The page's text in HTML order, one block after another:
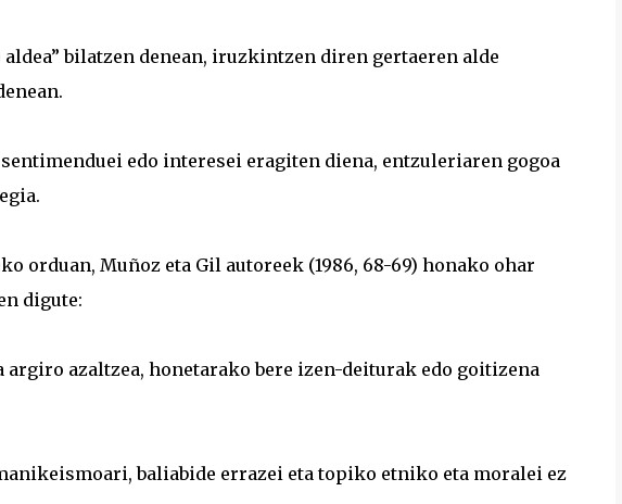
bilatzen denean, iruzkintzen diren gertaeren alde
edo interesei eragiten diena, entzuleriaren gogoa
orduan, Muñoz eta Gil autoreek (1986, 68-69) honako ohar
digute:
azaltzea, honetarako bere izen-deiturak edo goitizena
baliabide errazei eta topiko etniko eta moralei ez